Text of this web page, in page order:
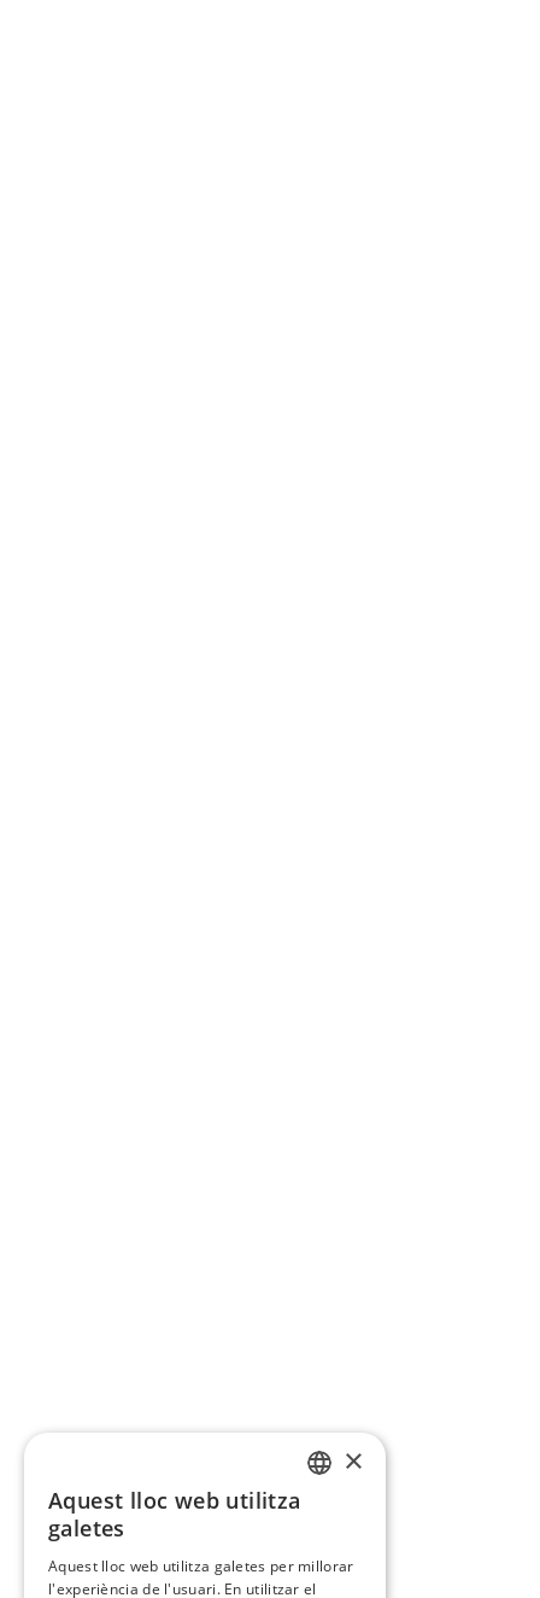
×
Aquest lloc web utilitza
galetes
Aquest lloc web utilitza galetes per millorar
l'experiència de l'usuari. En utilitzar el